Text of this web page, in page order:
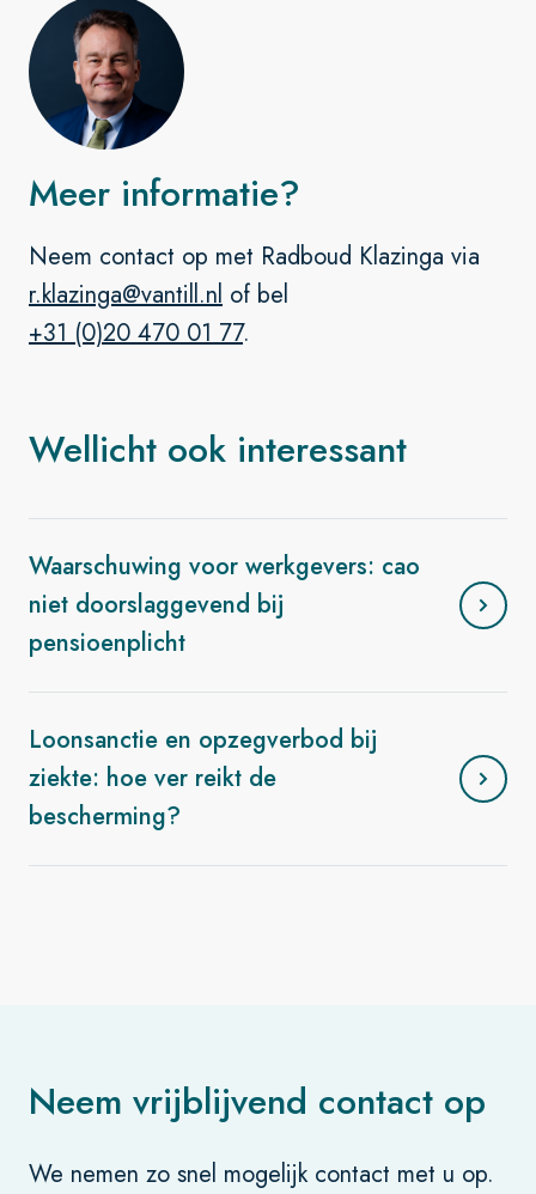
Meer informatie?
Neem contact op met Radboud Klazinga via
r.klazinga@vantill.nl of bel
+31 (0)20 470 01 77.
Wellicht ook interessant
Waarschuwing voor werkgevers: cao
niet doorslaggevend bij
pensioenplicht
Loonsanctie en opzegverbod bij
ziekte: hoe ver reikt de
bescherming?
Neem vrijblijvend contact op
We nemen zo snel mogelijk contact met u op.